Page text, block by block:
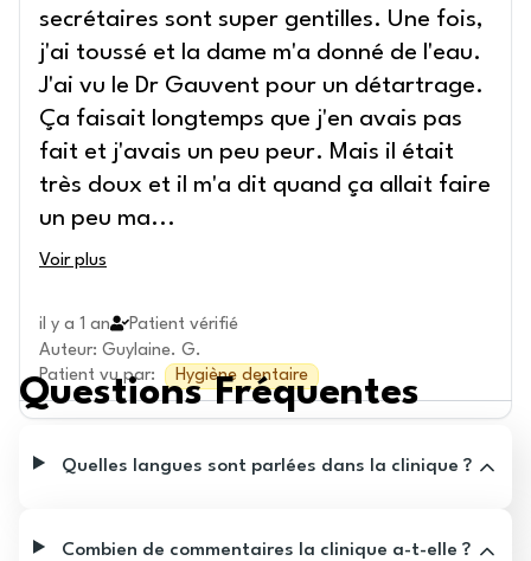
secrétaires sont super gentilles. Une fois,
j'ai toussé et la dame m'a donné de l'eau.
J'ai vu le Dr Gauvent pour un détartrage.
Ça faisait longtemps que j'en avais pas
fait et j'avais un peu peur. Mais il était
très doux et il m'a dit quand ça allait faire
un peu ma...
Voir plus
il y a 1 an
Patient vérifié
Auteur: Guylaine. G.
Patient vu par: Hygiène dentaire
Questions Fréquentes
Quelles langues sont parlées dans la clinique ?
Combien de commentaires la clinique a-t-elle ?